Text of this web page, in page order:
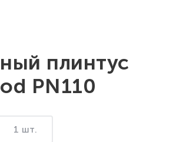
плинтус
PN110
1 шт.